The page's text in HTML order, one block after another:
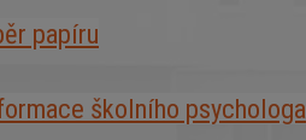
papíru
školního psychologa